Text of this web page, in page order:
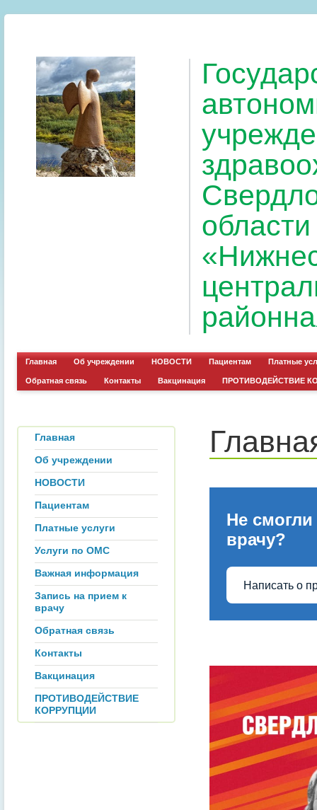
области
Главная Об учреждении НОВОСТИ Пациентам Платные
Обратная связь Контакты Вакцинация ПРОТИВОДЕЙСТВИЕ
Главная
Об учреждении
НОВОСТИ
Пациентам
Платные услуги
Услуги по ОМС
Важная информация
Запись на прием к
врачу
Обратная связь
Контакты
Вакцинация
ПРОТИВОДЕЙСТВИЕ
КОРРУПЦИИ
Не смогли
врачу?
Написать о